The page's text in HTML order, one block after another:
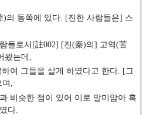
)의 동쪽에 있다. [진한 사람들은] 스
들로서[註002] [진(秦)의] 고역(苦
는데,
여 그들을 살게 하였다고 한다. [그
며,
비슷한 점이 있어 이로 말미암아 혹
다.